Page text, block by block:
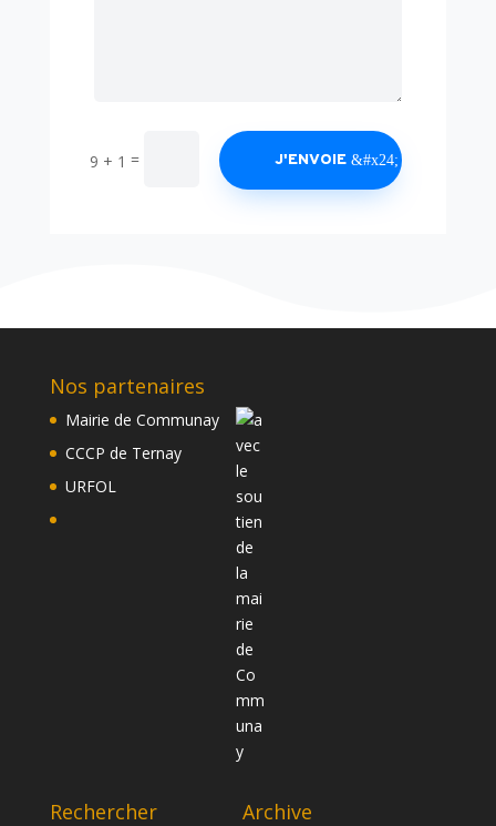
9 + 1 = J'ENVOIE
Nos partenaires
Mairie de Communay
CCCP de Ternay
URFOL
Rechercher Archive